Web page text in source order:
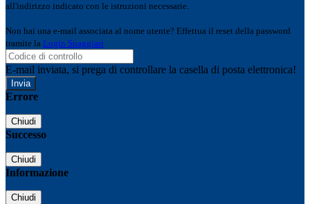
all'indirizzo indicato con le istruzioni necessarie.
Non hai una e-mail associata al nome utente? Effettua il reset della password
tramite la Login Spaggiari
E-mail inviata, si prega di controllare la casella di posta elettronica!
Errore
Chiudi
Successo
Chiudi
Informazione
Chiudi